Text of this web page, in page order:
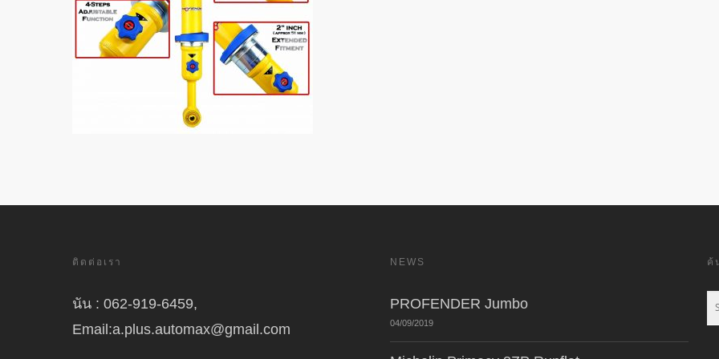
ติดต่อเรา
นัน : 062-919-6459,
Email:a.plus.automax@gmail.com
NEWS
PROFENDER Jumbo
04/09/2019
ค้